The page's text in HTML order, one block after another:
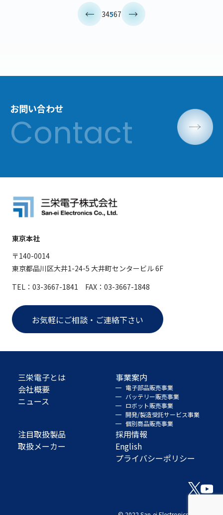
34567
お問い合わせ
東京本社
〒140-0014
東京都品川区大井1-24-5 大井町センタービル 6F
TEL：03-3667-1841 FAX：03-3667-1848
お気軽にご相談・ご連絡下さい
三栄電子とは
会社概要
ニュース
事業案内
電子部品販売事業
バッテリー販売事業
ロボット販売事業
開発/製造受託サービス事業
個別商品販売事業
注目取扱製品
取扱メーカー
採用情報
English
プライバシーポリシー